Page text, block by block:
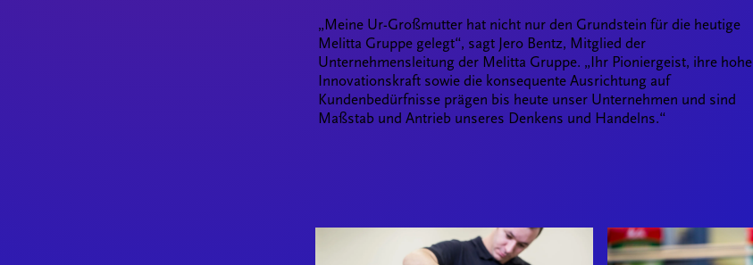
„Meine Ur-Großmutter hat nicht nur den Grundstein für die heutige
Melitta Gruppe gelegt“, sagt Jero Bentz, Mitglied der
Unternehmensleitung der Melitta Gruppe. „Ihr Pioniergeist, ihre hohe
Innovationskraft sowie die konsequente Ausrichtung auf
Kundenbedürfnisse prägen bis heute unser Unternehmen und sind
Maßstab und Antrieb unseres Denkens und Handelns.“